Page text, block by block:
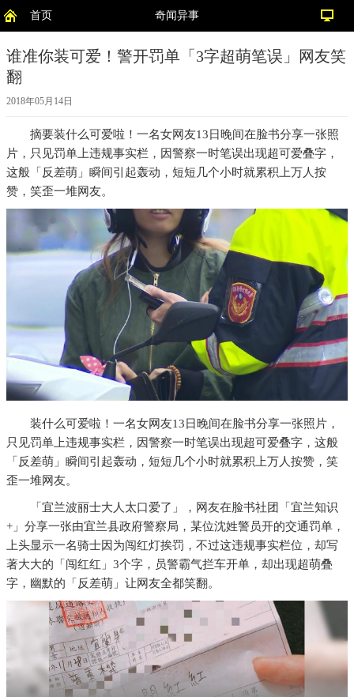
首页 奇闻异事
谁准你装可爱！警开罚单「3字超萌笔误」网友笑
翻
2018年05月14日
摘要装什么可爱啦！一名女网友13日晚间在脸书分享一张照
片，只见罚单上违规事实栏，因警察一时笔误出现超可爱叠字，
这般「反差萌」瞬间引起轰动，短短几个小时就累积上万人按
赞，笑歪一堆网友。
装什么可爱啦！一名女网友13日晚间在脸书分享一张照片，
只见罚单上违规事实栏，因警察一时笔误出现超可爱叠字，这般
「反差萌」瞬间引起轰动，短短几个小时就累积上万人按赞，笑
歪一堆网友。
「宜兰波丽士大人太口爱了」，网友在脸书社团「宜兰知识
+」分享一张由宜兰县政府警察局，某位沈姓警员开的交通罚单，
上头显示一名骑士因为闯红灯挨罚，不过这违规事实栏位，却写
著大大的「闯红红」3个字，员警霸气拦车开单，却出现超萌叠
字，幽默的「反差萌」让网友全都笑翻。